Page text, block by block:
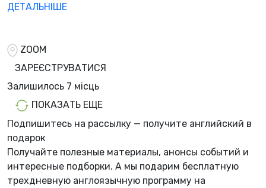
ДЕТАЛЬНІШЕ
ZOOM
ЗАРЕЄСТРУВАТИСЯ
Залишилось 7 місць
ПОКАЗАТЬ ЕЩЕ
Подпишитесь на рассылку — получите английский в
подарок
Получайте полезные материалы, анонсы событий и
интересные подборки. А мы подарим бесплатную
трехдневную англоязычную программу на